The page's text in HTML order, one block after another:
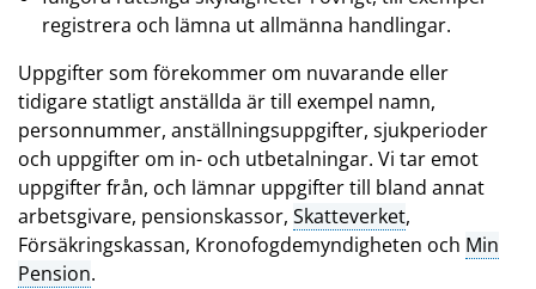
registrera och lämna ut allmänna handlingar.
Uppgifter som förekommer om nuvarande eller
tidigare statligt anställda är till exempel namn,
personnummer, anställningsuppgifter, sjukperioder
och uppgifter om in- och utbetalningar. Vi tar emot
uppgifter från, och lämnar uppgifter till bland annat
arbetsgivare, pensionskassor, Skatteverket,
Försäkringskassan, Kronofogdemyndigheten och Min
Pension.